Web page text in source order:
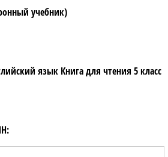
учебник)
язык Книга для чтения 5 класс